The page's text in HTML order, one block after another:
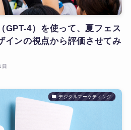
GPT-4）を使って、夏フェス
インの視点から評価させてみ
デジタルマーケティング